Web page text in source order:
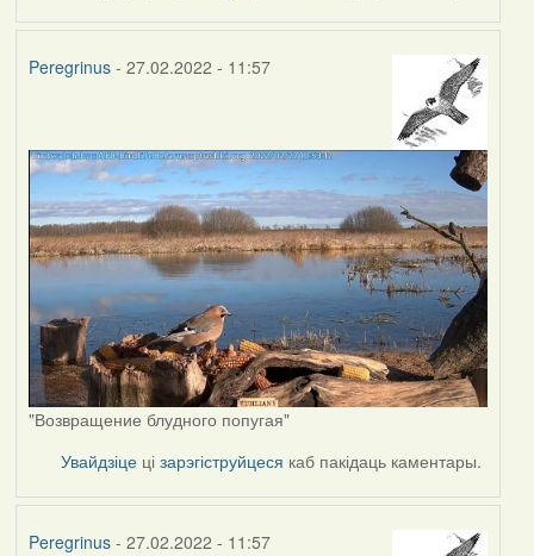
Peregrinus- 27.02.2022 - 11:57
"Возвращение блудного попугая"
Увайдзіце цізарэгіструйцеся каб пакідаць каментары.
Peregrinus- 27.02.2022 - 11:57